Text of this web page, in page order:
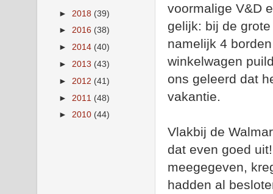
voormalige V&D
gelijk: bij de
namelijk 4
winkelwagen
ons geleerd dat
vakantie.
Vlakbij de
dat even goed
meegegeven,
hadden al
► 2018 (39)
► 2016 (38)
► 2014 (40)
► 2013 (43)
► 2012 (41)
► 2011 (48)
► 2010 (44)